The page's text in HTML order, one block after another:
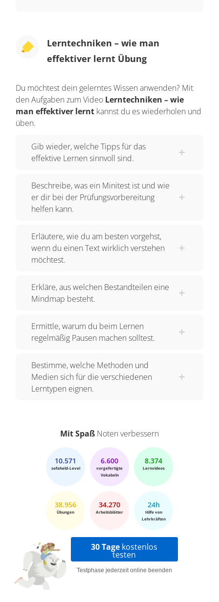
Lerntechniken – wie man
effektiver lernt Übung
Du möchtest dein gelerntes Wissen anwenden? Mit
den Aufgaben zum Video Lerntechniken – wie
man effektiver lernt kannst du es wiederholen und
üben.
Gib wieder, welche Tipps für das
effektive Lernen sinnvoll sind.
Beschreibe, was ein Minitest ist und wie
er dir bei der Prüfungsvorbereitung
helfen kann.
Erläutere, wie du am besten vorgehst,
wenn du einen Text wirklich verstehen
möchtest.
Erkläre, aus welchen Bestandteilen eine
Mindmap besteht.
Ermittle, warum du beim Lernen
regelmäßig Pausen machen solltest.
Bestimme, welche Methoden und
Medien sich für die verschiedenen
Lerntypen eignen.
Mit Spaß Noten verbessern
10.571
sofaheld-Level
6.600
vorgefertigte
Vokabeln
8.374
Lernvideos
38.956
Übungen
34.270
Arbeitsblätter
24h
Hilfe von
Lehrkräften
30 Tage kostenlos
testen
Testphase jederzeit online beenden